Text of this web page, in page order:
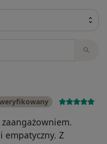
empatyczny. Z